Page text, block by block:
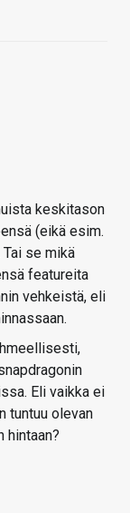
keskitason
(eikä esim.
se mikä
featureita
vehkeistä, eli
Eli vaikka ei
tuntuu olevan
hintaan?